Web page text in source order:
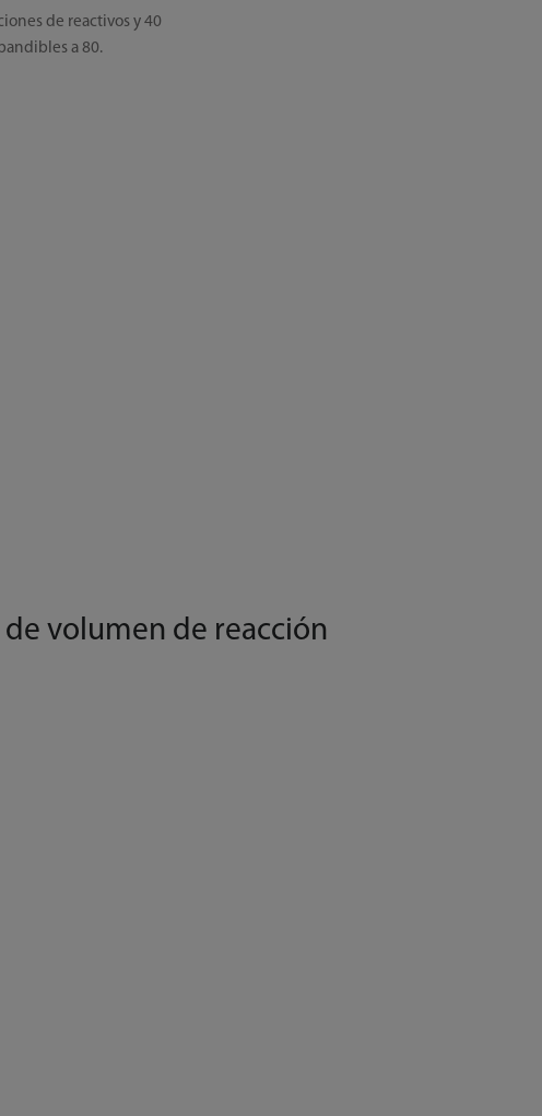
de reactivos y 40
a 80.
volumen de reacción